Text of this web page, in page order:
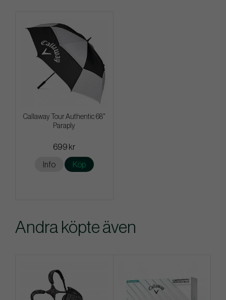
Callaway Tour Authentic 68"
Paraply
699 kr
Info Köp
Andra köpte även